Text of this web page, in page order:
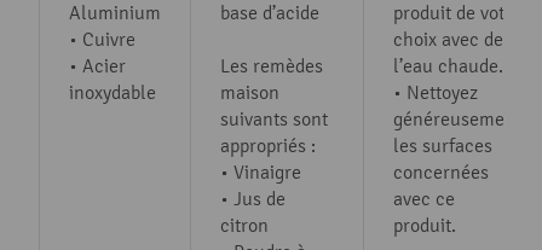
Aluminium
• Cuivre
• Acier
inoxydable
base d’acide
Les remèdes
maison
suivants sont
appropriés :
• Vinaigre
• Jus de
citron
produit de votre
choix avec de
l’eau chaude.
• Nettoyez
généreusement
les surfaces
concernées
avec ce
produit.